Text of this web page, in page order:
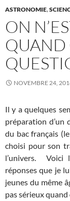
ASTRONOMIE,
ON
QUAND
NOVEMBRE 24,
Il y a quelques
préparation
du bac français (le
choisi pour son
l’univers. Voici
réponses que je
jeunes du même
pas sérieux